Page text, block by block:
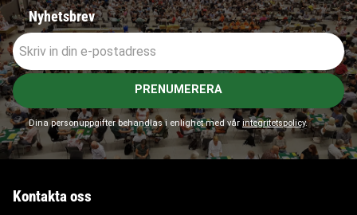
Nyhetsbrev
PRENUMERERA
Dina personuppgifter behandlas i enlighet med vår integritetspolicy.
Kontakta oss